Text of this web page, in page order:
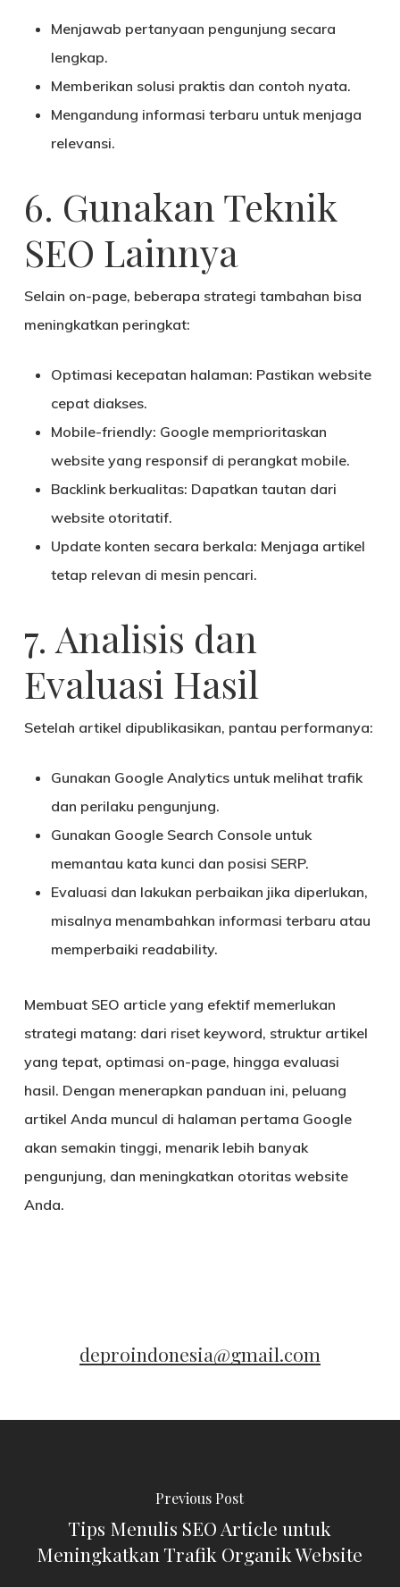
Menjawab pertanyaan pengunjung secara
lengkap.
Memberikan solusi praktisdan contoh nyata.
Mengandung informasi terbaru untuk menjaga
relevansi.
6. Gunakan Teknik
SEO Lainnya
Selain on-page, beberapa strategi tambahan bisa
meningkatkan peringkat:
Optimasi kecepatan halaman: Pastikan website
cepat diakses.
Mobile-friendly: Google memprioritaskan
website yang responsif di perangkat mobile.
Backlink berkualitas: Dapatkan tautan dari
website otoritatif.
Update konten secara berkala: Menjaga artikel
tetap relevan di mesin pencari.
7. Analisis dan
Evaluasi Hasil
Setelah artikel dipublikasikan, pantau performanya:
Gunakan Google Analyticsuntuk melihat trafik
dan perilaku pengunjung.
Gunakan Google Search Consoleuntuk
memantau kata kunci dan posisi SERP.
Evaluasi dan lakukan perbaikan jika diperlukan,
misalnya menambahkan informasi terbaru atau
memperbaiki readability.
Membuat SEO article yang efektif memerlukan
strategi matang: dari riset keyword, struktur artikel
yang tepat, optimasi on-page, hingga evaluasi
hasil. Dengan menerapkan panduan ini, peluang
artikel Anda muncul di halaman pertama Google
akan semakin tinggi, menarik lebih banyak
pengunjung, dan meningkatkan otoritas website
Anda.
deproindonesia@gmail.com
Previous Post
Tips Menulis SEO Article untuk
Meningkatkan Trafik Organik Website